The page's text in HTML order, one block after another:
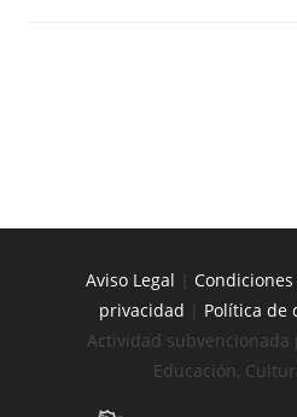
Aviso Legal Condiciones
privacidad
Política de
Actividad
Educación,